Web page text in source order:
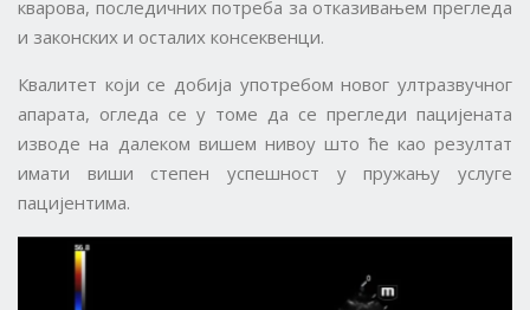
кварова, последичних потреба за отказивањем прегледа
и законских и осталих консеквенци.
Квалитет који се добија употребом новог ултразвучног
апарата, огледа се у томе да се прегледи пацијената
изводе на далеком вишем нивоу што ће као резултат
имати виши степен успешност у пружању услуге
пацијентима.